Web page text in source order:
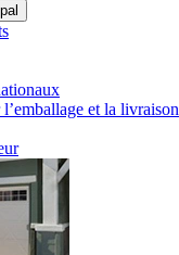
et la livraison